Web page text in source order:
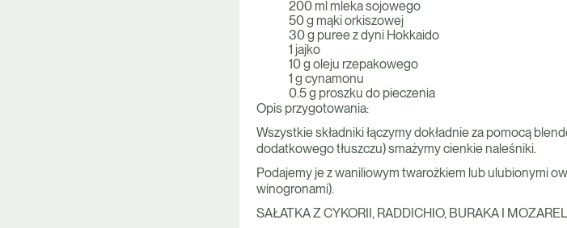
200 ml mleka sojowego
50 g mąki orkiszowej
30 g puree z dyni Hokkaido
1 jajko
10 g oleju rzepakowego
1 g cynamonu
0.5 g proszku do pieczenia
Opis przygotowania:
Wszystkie składniki łączymy dokładnie za pomocą
dodatkowego tłuszczu) smażymy cienkie naleśniki.
Podajemy je z waniliowym twarożkiem lub ulubionymi
winogronami).
SAŁATKA Z CYKORII, RADDICHIO, BURAKA I